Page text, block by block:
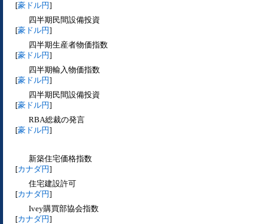
[豪ドル円]
四半期民間設備投資
[豪ドル円]
四半期生産者物価指数
[豪ドル円]
四半期輸入物価指数
[豪ドル円]
四半期民間設備投資
[豪ドル円]
RBA総裁の発言
[豪ドル円]
新築住宅価格指数
[カナダ円]
住宅建設許可
[カナダ円]
Ivey購買部協会指数
[カナダ円]